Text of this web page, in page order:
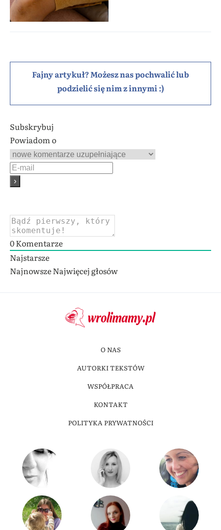
Fajny artykuł? Możesz nas pochwalić lub
podzielić się nim z innymi :)
Subskrybuj
Powiadom o
0Komentarze
Najstarsze
NajnowszeNajwięcej głosów
O NAS
AUTORKI TEKSTÓW
WSPÓŁPRACA
KONTAKT
POLITYKA PRYWATNOŚCI